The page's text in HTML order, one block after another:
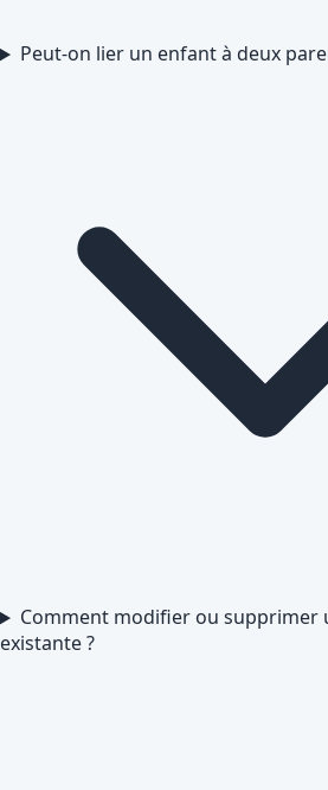
Peut-on lier un enfant à deux
Comment modifier ou supprimer
existante ?